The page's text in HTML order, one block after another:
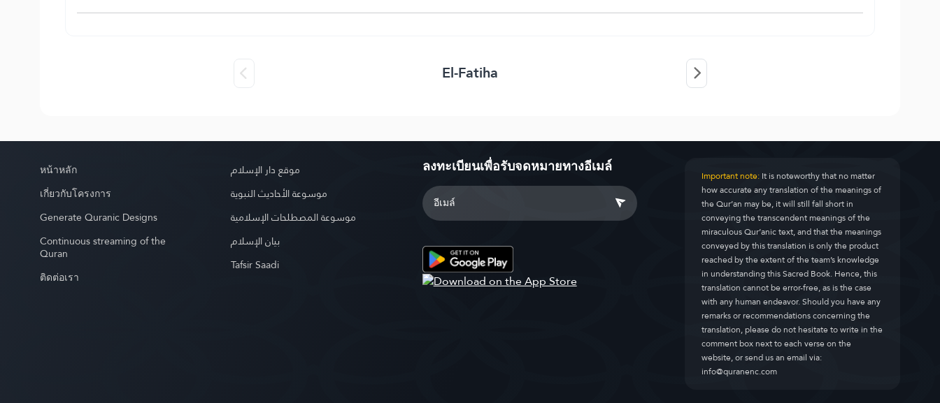
El-Fatiha
หน้าหลัก
เกี่ยวกับโครงการ
Generate Quranic Designs
Continuous streaming of the
Quran
ติดต่อเรา
موقع دار الإسلام
موسوعة الأحاديث النبوية
موسوعة المصطلحات الإسلامية
بيان الإسلام
Tafsir Saadi
ลงทะเบียนเพื่อรับจดหมายทางอีเมล์ Important note:It is noteworthy that no matter
how accurate any translation of the meanings of
the Qur’an may be, it will still fall short in
conveying the transcendent meanings of the
miraculous Qur’anic text, and that the meanings
conveyed by this translation is only the product
reached by the extent of the team’s knowledge
in understanding this Sacred Book. Hence, this
translation cannot be error-free, as is the case
with any human endeavor. Should you have any
remarks or recommendations concerning the
translation, please do not hesitate to write in the
comment box next to each verse on the
website, or send us an email via:
info@quranenc.com